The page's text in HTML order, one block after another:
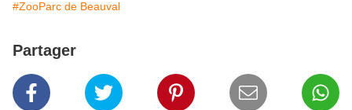
#ZooParc de Beauval
Partager